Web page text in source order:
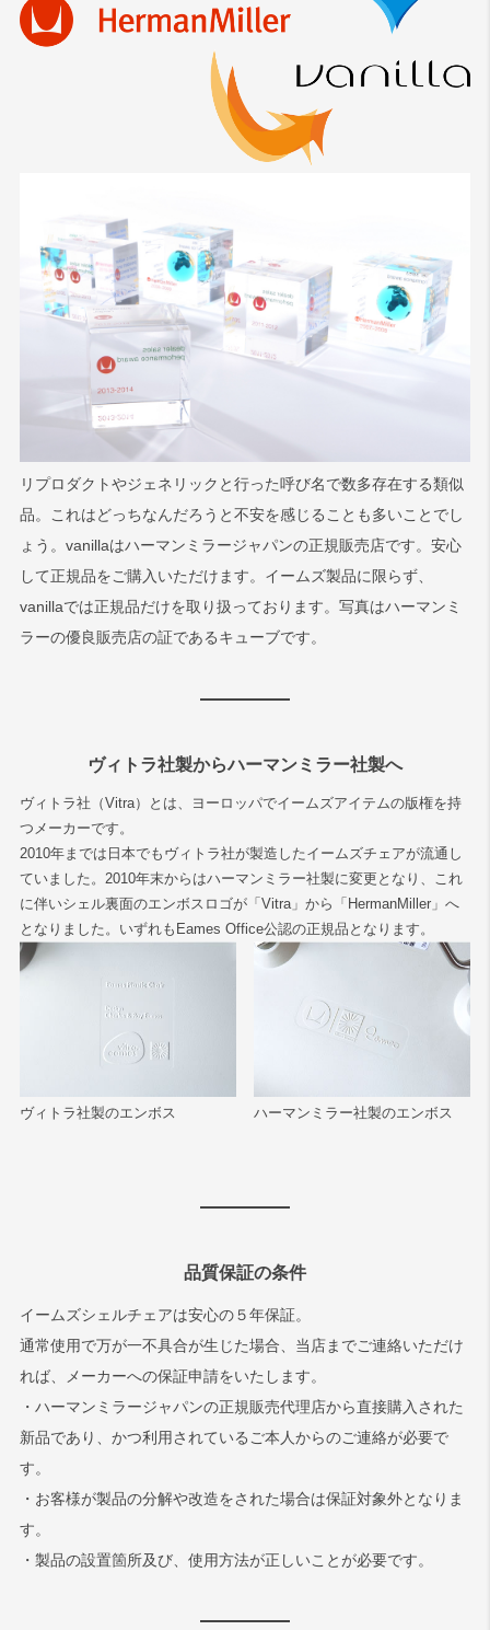
リプロダクトやジェネリックと行った呼び名で数多存在する類似
品。これはどっちなんだろうと不安を感じることも多いことでし
ょう。vanillaはハーマンミラージャパンの正規販売店です。安心
して正規品をご購入いただけます。イームズ製品に限らず、
vanillaでは正規品だけを取り扱っております。写真はハーマンミ
ラーの優良販売店の証であるキューブです。
ヴィトラ社製からハーマンミラー社製へ
ヴィトラ社（Vitra）とは、ヨーロッパでイームズアイテムの版権を持
つメーカーです。
2010年までは日本でもヴィトラ社が製造したイームズチェアが流通し
ていました。2010年末からはハーマンミラー社製に変更となり、これ
に伴いシェル裏面のエンボスロゴが「Vitra」から「HermanMiller」へ
となりました。いずれもEames Office公認の正規品となります。
ヴィトラ社製のエンボス ハーマンミラー社製のエンボス
品質保証の条件
イームズシェルチェアは安心の５年保証。
通常使用で万が一不具合が生じた場合、当店までご連絡いただけ
れば、メーカーへの保証申請をいたします。
・ハーマンミラージャパンの正規販売代理店から直接購入された
新品であり、かつ利用されているご本人からのご連絡が必要で
す。
・お客様が製品の分解や改造をされた場合は保証対象外となりま
す。
・製品の設置箇所及び、使用方法が正しいことが必要です。